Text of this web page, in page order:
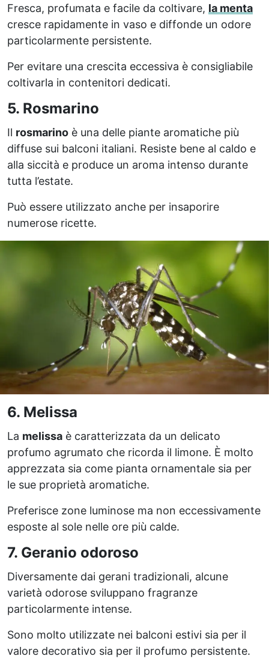
Fresca, profumata e facile da coltivare, la menta
cresce rapidamente in vaso e diffonde un odore
particolarmente persistente.
Per evitare una crescita eccessiva è consigliabile
coltivarla in contenitori dedicati.
5. Rosmarino
Il rosmarino è una delle piante aromatiche più
diffuse sui balconi italiani. Resiste bene al caldo e
alla siccità e produce un aroma intenso durante
tutta l’estate.
Può essere utilizzato anche per insaporire
numerose ricette.
6. Melissa
La melissa è caratterizzata da un delicato
profumo agrumato che ricorda il limone. È molto
apprezzata sia come pianta ornamentale sia per
le sue proprietà aromatiche.
Preferisce zone luminose ma non eccessivamente
esposte al sole nelle ore più calde.
7. Geranio odoroso
Diversamente dai gerani tradizionali, alcune
varietà odorose sviluppano fragranze
particolarmente intense.
Sono molto utilizzate nei balconi estivi sia per il
valore decorativo sia per il profumo persistente.